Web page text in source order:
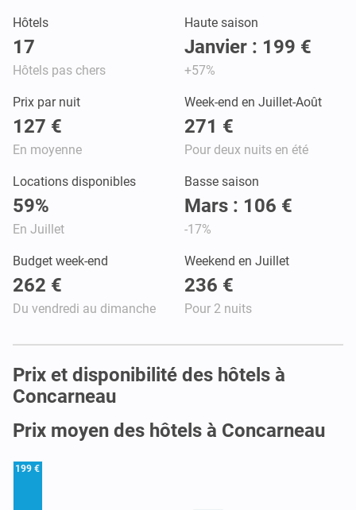
Hôtels
17
Hôtels pas chers
Haute saison
Janvier : 199 €
+57%
Prix par nuit
127 €
En moyenne
Week-end en Juillet-Août
271 €
Pour deux nuits en été
Locations disponibles
59%
En Juillet
Basse saison
Mars : 106 €
-17%
Budget week-end
262 €
Du vendredi au dimanche
Weekend en Juillet
236 €
Pour 2 nuits
Prix et disponibilité des hôtels à
Concarneau
Prix moyen des hôtels à Concarneau
199 €